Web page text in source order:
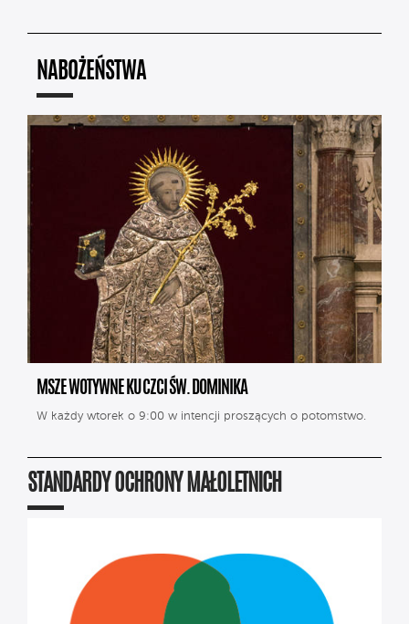
NABOŻEŃSTWA
MSZE WOTYWNE KU CZCI ŚW. DOMINIKA
W każdy wtorek o 9:00 w intencji proszących o potomstwo.
STANDARDY OCHRONY MAŁOLETNICH